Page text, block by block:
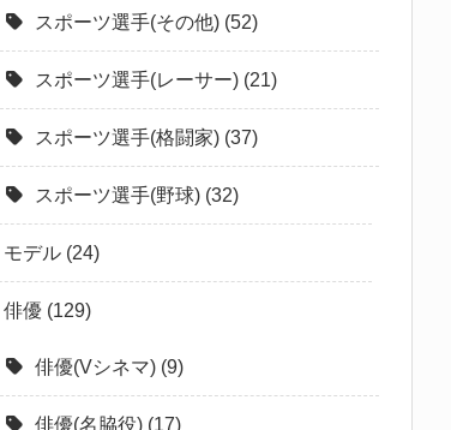
スポーツ選手(その他) (52)
スポーツ選手(レーサー) (21)
スポーツ選手(格闘家) (37)
スポーツ選手(野球) (32)
モデル (24)
俳優 (129)
俳優(Vシネマ) (9)
俳優(名脇役) (17)